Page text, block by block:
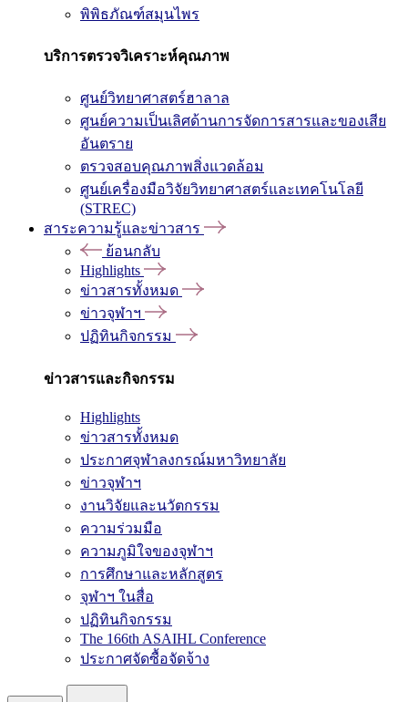
พิพิธภัณฑ์สมุนไพร
บริการตรวจวิเคราะห์คุณภาพ
ศูนย์วิทยาศาสตร์ฮาลาล
ศูนย์ความเป็นเลิศด้านการจัดการสารและของเสีย
อันตราย
ตรวจสอบคุณภาพสิ่งแวดล้อม
ศูนย์เครื่องมือวิจัยวิทยาศาสตร์และเทคโนโลยี
(STREC)
สาระความรู้และข่าวสาร
ย้อนกลับ
Highlights
ข่าวสารทั้งหมด
ข่าวจุฬาฯ
ปฏิทินกิจกรรม
ข่าวสารและกิจกรรม
Highlights
ข่าวสารทั้งหมด
ประกาศจุฬาลงกรณ์มหาวิทยาลัย
ข่าวจุฬาฯ
งานวิจัยและนวัตกรรม
ความร่วมมือ
ความภูมิใจของจุฬาฯ
การศึกษาและหลักสูตร
จุฬาฯ ในสื่อ
ปฏิทินกิจกรรม
The 166th ASAIHL Conference
ประกาศจัดซื้อจัดจ้าง